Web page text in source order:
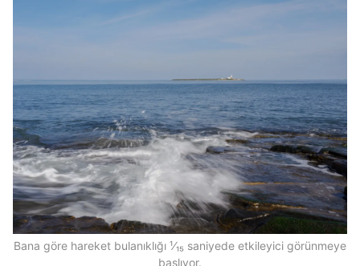
Bana göre hareket bulanıklığı ¹⁄₁₅ saniyede etkileyici görünmeye
başlıyor.